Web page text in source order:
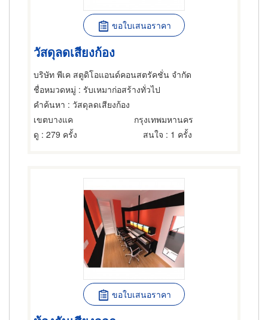
ขอใบเสนอราคา
วัสดุลดเสียงก้อง
บริษัท พีเค สตูดิโอแอนด์คอนสตรัคชั่น จำกัด
ชื่อหมวดหมู่ : รับเหมาก่อสร้างทั่วไป
คำค้นหา : วัสดุลดเสียงก้อง
เขตบางแค
กรุงเทพมหานคร
ดู : 279 ครั้ง สนใจ : 1 ครั้ง
ขอใบเสนอราคา